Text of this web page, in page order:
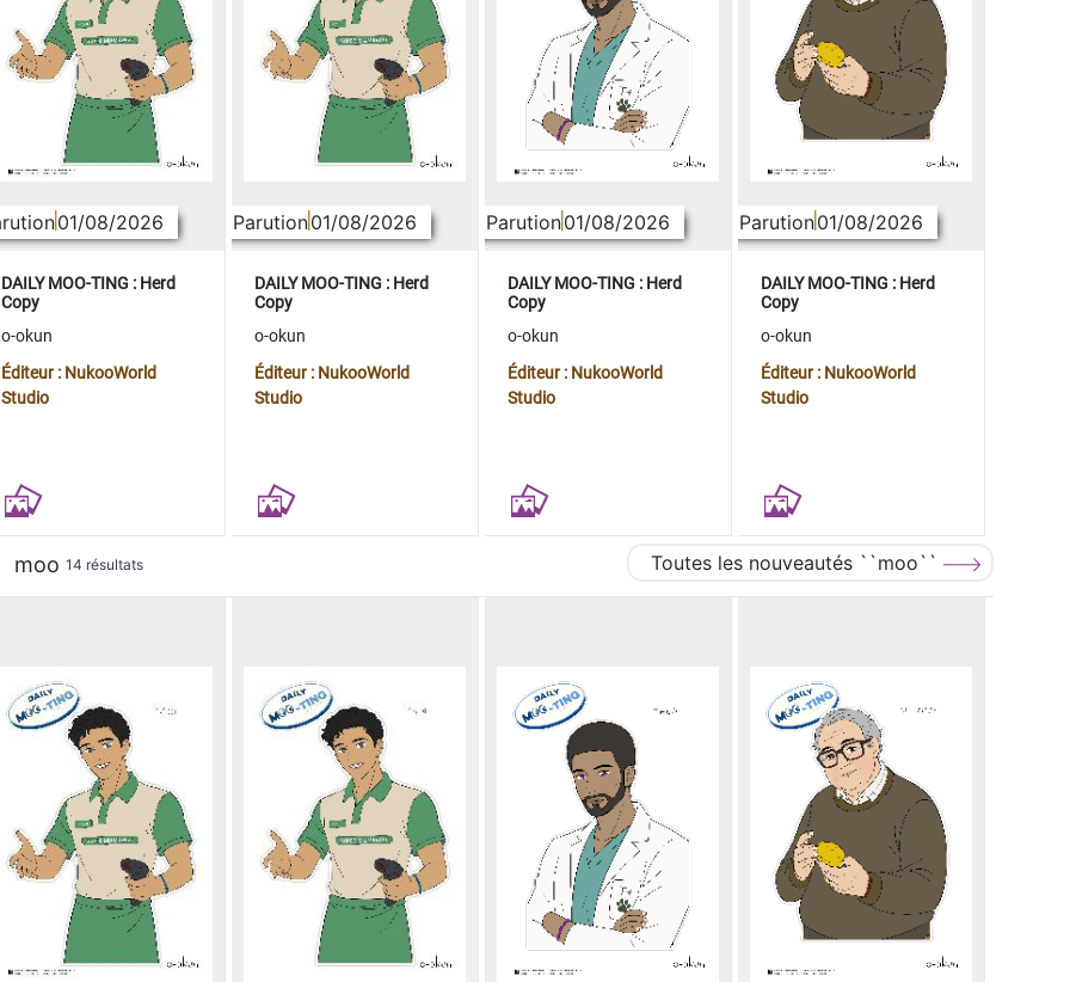
01/08/2026
DAILY MOO-TING : Herd
Copy
o-okun
Éditeur : NukooWorld
Studio
Parution01/08/2026
DAILY MOO-TING : Herd
Copy
o-okun
Éditeur : NukooWorld
Studio
Parution01/08/2026
DAILY MOO-TING : Herd
Copy
o-okun
Éditeur : NukooWorld
Studio
Parution01/08/2026
DAILY MOO-TING : Herd
Copy
o-okun
Éditeur : NukooWorld
Studio
moo 14 résultats Toutes les nouveautés ``moo``